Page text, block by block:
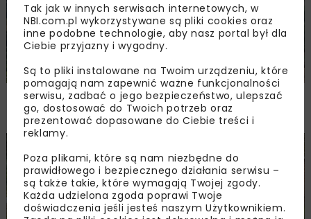
PKP PLK ogłosiły przetarg na odcinek Gdów
– Szczyrzyc projektu Podłęże–Piekiełko
Tak jak w innych serwisach internetowych, w
NBI.com.pl wykorzystywane są pliki cookies oraz
inne podobne technologie, aby nasz portal był dla
Ciebie przyjazny i wygodny.
Są to pliki instalowane na Twoim urządzeniu, które
pomagają nam zapewnić ważne funkcjonalności
serwisu, zadbać o jego bezpieczeństwo, ulepszać
go, dostosować do Twoich potrzeb oraz
prezentować dopasowane do Ciebie treści i
reklamy.
Poza plikami, które są nam niezbędne do
prawidłowego i bezpiecznego działania serwisu –
są także takie, które wymagają Twojej zgody.
Każda udzielona zgoda poprawi Twoje
doświadczenia jeśli jesteś naszym Użytkownikiem.